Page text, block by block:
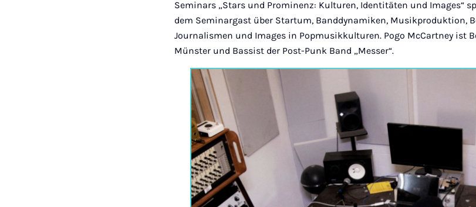
Seminars „Stars und Prominenz: Kulturen, Identitäten und Images“
dem Seminargast über Startum, Banddynamiken, Musikproduktion,
Journalismen und Images in Popmusikkulturen. Pogo McCartney ist
Münster und Bassist der Post-Punk Band „Messer“.